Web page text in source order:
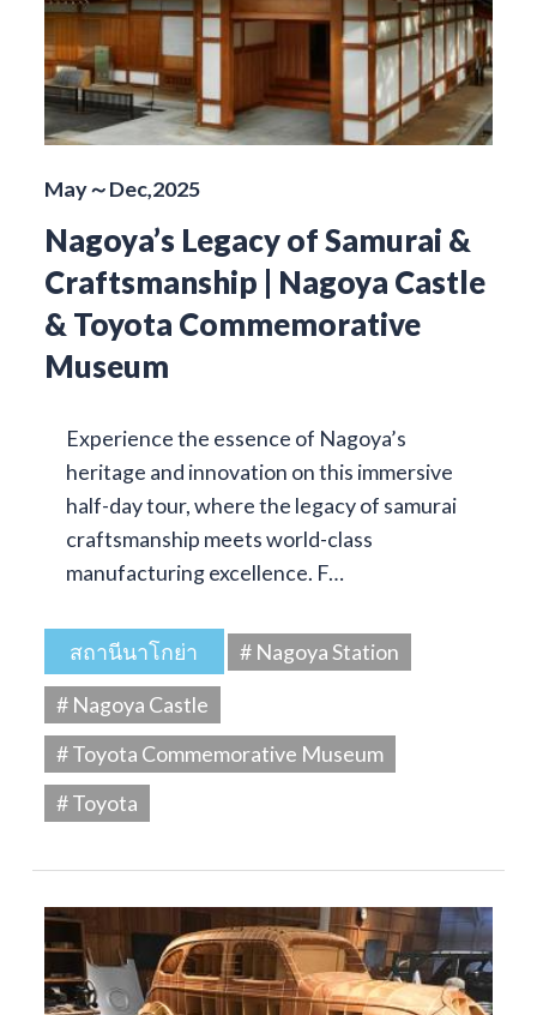
May～Dec,2025
Nagoya’s Legacy of Samurai &
Craftsmanship | Nagoya Castle
& Toyota Commemorative
Museum
Experience the essence of Nagoya’s
heritage and innovation on this immersive
half-day tour, where the legacy of samurai
craftsmanship meets world-class
manufacturing excellence. F…
สถานีนาโกย่า
# Nagoya Station
# Nagoya Castle
# Toyota Commemorative Museum
# Toyota